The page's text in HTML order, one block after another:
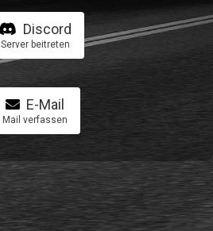
Discord
Server beitreten
E-Mail
Mail verfassen